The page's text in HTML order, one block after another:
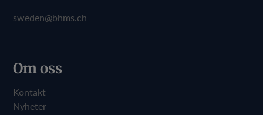
sweden@bhms.ch
Om oss
Kontakt
Nyheter